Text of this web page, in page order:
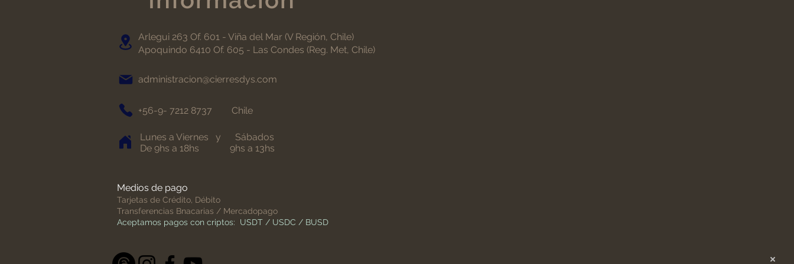
Arlegui 263 Of. 601 - Viña del Mar (V Región, Chile)
Apoquindo 6410 Of. 605 - Las Condes (Reg. Met, Chile)
administracion@cierresdys.com
+56-9- 7212 8737 Chile
Lunes a Viernes y Sábados
De 9hs a 18hs 9hs a 13hs
Medios de pago
Tarjetas de Crédito, Débito
Transferencias Bnacarias / Mercadopago
Aceptamos pagos con criptos: USDT / USDC / BUSD